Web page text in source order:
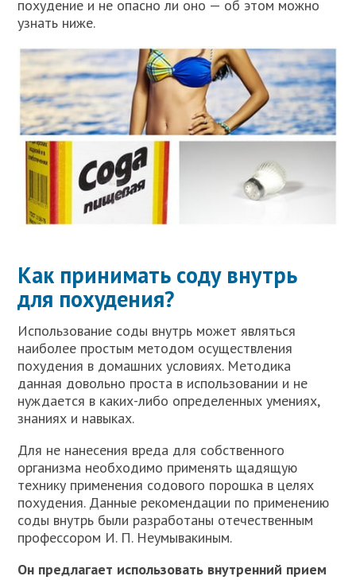
похудение и не опасно ли оно — об этом можно
узнать ниже.
Как принимать соду внутрь
для похудения?
Использование соды внутрь может являться
наиболее простым методом осуществления
похудения в домашних условиях. Методика
данная довольно проста в использовании и не
нуждается в каких-либо определенных умениях,
знаниях и навыках.
Для не нанесения вреда для собственного
организма необходимо применять щадящую
технику применения содового порошка в целях
похудения. Данные рекомендации по применению
соды внутрь были разработаны отечественным
профессором И. П. Неумывакиным.
Он предлагает использовать внутренний прием